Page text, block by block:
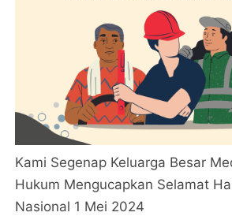
Kami Segenap Keluarga Besar
Hukum Mengucapkan Selamat
Nasional 1 Mei 2024